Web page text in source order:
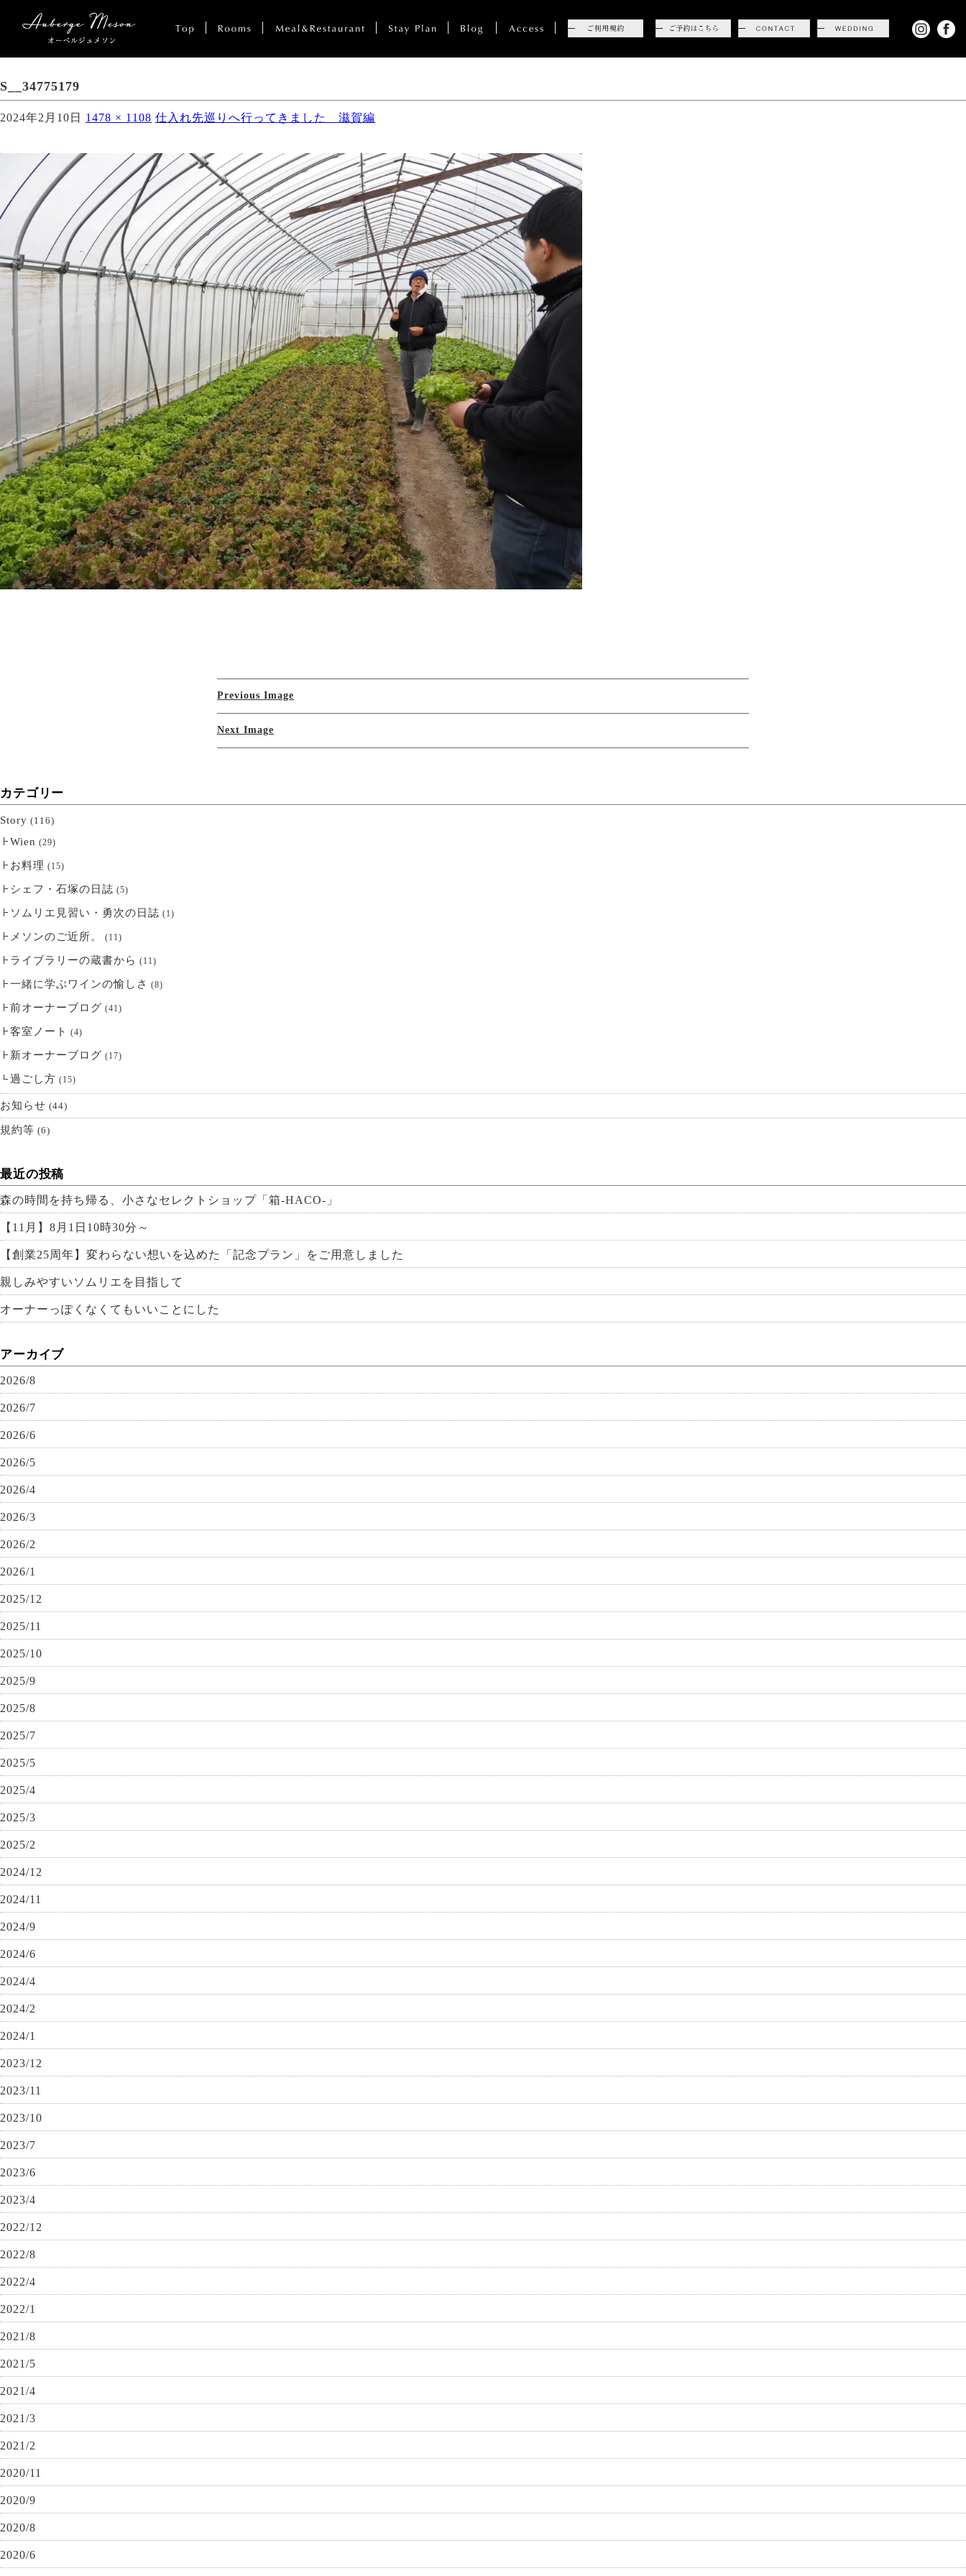
S__34775179
2024年2月10日 1478 × 1108 仕入れ先巡りへ行ってきました 滋賀編
Previous Image
Next Image
カテゴリー
Story (116)
Wien (29)
お料理 (15)
シェフ・石塚の日誌 (5)
ソムリエ見習い・勇次の日誌 (1)
メソンのご近所。 (11)
ライブラリーの蔵書から (11)
一緒に学ぶワインの愉しさ (8)
前オーナーブログ (41)
客室ノート (4)
新オーナーブログ (17)
過ごし方 (15)
お知らせ (44)
規約等 (6)
最近の投稿
森の時間を持ち帰る、小さなセレクトショップ「箱-HACO-」
【11月】8月1日10時30分～
【創業25周年】変わらない想いを込めた「記念プラン」をご用意しました
親しみやすいソムリエを目指して
オーナーっぽくなくてもいいことにした
アーカイブ
2026/8
2026/7
2026/6
2026/5
2026/4
2026/3
2026/2
2026/1
2025/12
2025/11
2025/10
2025/9
2025/8
2025/7
2025/5
2025/4
2025/3
2025/2
2024/12
2024/11
2024/9
2024/6
2024/4
2024/2
2024/1
2023/12
2023/11
2023/10
2023/7
2023/6
2023/4
2022/12
2022/8
2022/4
2022/1
2021/8
2021/5
2021/4
2021/3
2021/2
2020/11
2020/9
2020/8
2020/6